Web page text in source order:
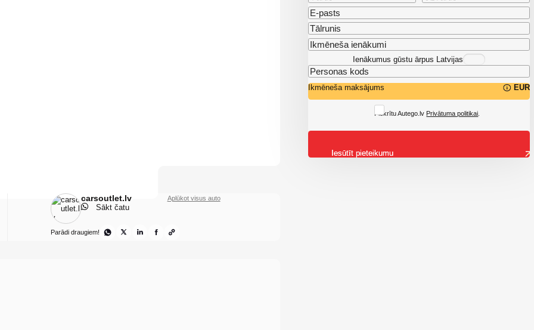
carsoutlet.lv
Sākt čatu
Aplūkot visus auto
Parādi draugiem!
Ienākumus gūstu ārpus Latvijas
Ikmēneša maksājums EUR
Piekrītu Autego.lv Privātuma politikai